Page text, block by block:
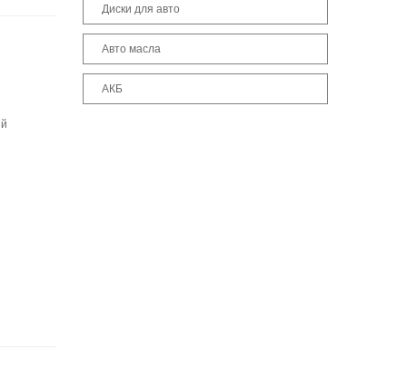
Диски для авто
Авто масла
АКБ